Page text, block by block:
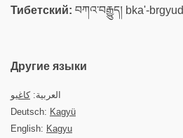
Тибетский: བཀའ་བརྒྱུད། bka'-brgyud
Другие языки
العربية:كاغيو
Deutsch: Kagyü
English: Kagyu